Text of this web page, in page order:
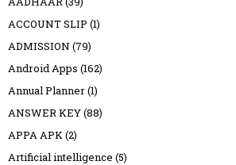
ACCOUNT SLIP (1)
ADMISSION (79)
Android Apps (162)
Annual Planner(1)
ANSWER KEY(88)
APPA APK(2)
Artificial intelligence (5)